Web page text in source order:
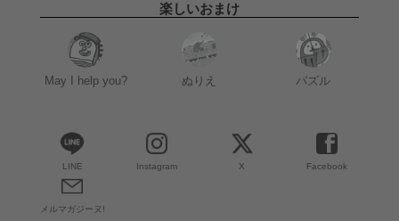
楽しいおまけ
May I help you? ぬりえ パズル
LINE Instagram X Facebook
メルマガジーヌ!